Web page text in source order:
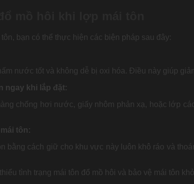
bạn có thể thực hiện các biện pháp sau đây:
nước tốt và không dễ bị oxi hóa. Điều này giúp
ngay khi lắp đặt:
chống hơi nước, giấy nhôm phản xạ, hoặc lớp
tôn:
bằng cách giữ cho khu vực này luôn khô ráo và
tình trạng mái tôn đổ mồ hôi và bảo vệ mái tôn